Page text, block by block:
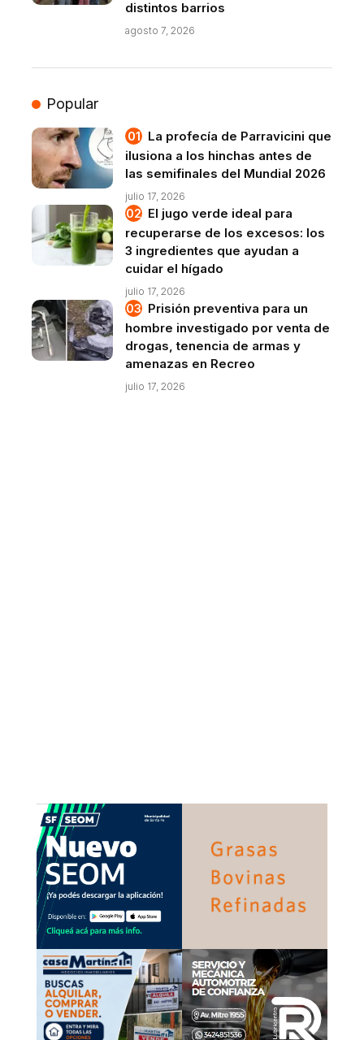
distintos barrios
agosto 7, 2026
Popular
La profecía de Parravicini que
ilusiona a los hinchas antes de
las semifinales del Mundial 2026
julio 17, 2026
El jugo verde ideal para
recuperarse de los excesos: los
3 ingredientes que ayudan a
cuidar el hígado
julio 17, 2026
Prisión preventiva para un
hombre investigado por venta de
drogas, tenencia de armas y
amenazas en Recreo
julio 17, 2026